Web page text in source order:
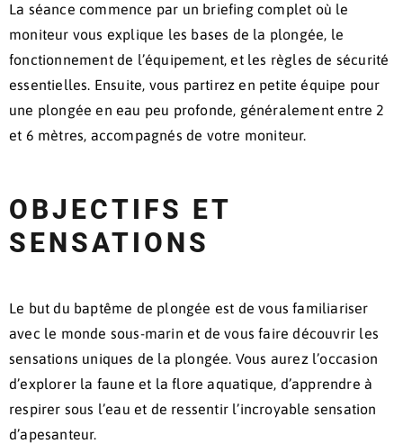
La séance commence par un briefing complet où le
moniteur vous explique les bases de la plongée, le
fonctionnement de l’équipement, et les règles de sécurité
essentielles. Ensuite, vous partirez en petite équipe pour
une plongée en eau peu profonde, généralement entre 2
et 6 mètres, accompagnés de votre moniteur.
OBJECTIFS ET
SENSATIONS
Le but du baptême de plongée est de vous familiariser
avec le monde sous-marin et de vous faire découvrir les
sensations uniques de la plongée. Vous aurez l’occasion
d’explorer la faune et la flore aquatique, d’apprendre à
respirer sous l’eau et de ressentir l’incroyable sensation
d’apesanteur.